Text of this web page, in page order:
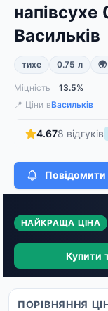
напівсухе
Васильків
тихе 0.75 л
Міцність 13.5%
📍 Ціни вВасильків
4.678 відгуків
НАЙКРАЩА ЦІНА
Купити
ПОРІВНЯННЯ